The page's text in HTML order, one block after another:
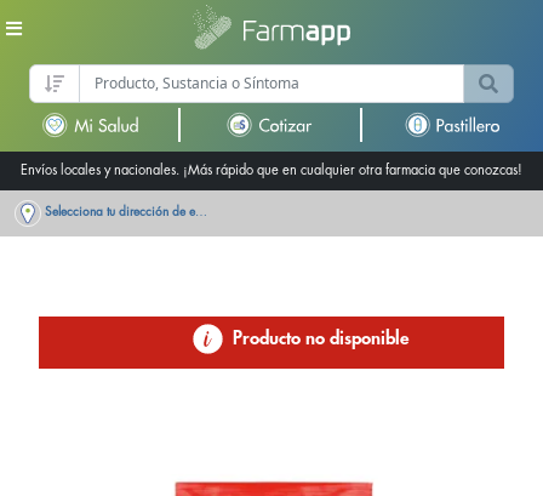
Envíos locales y nacionales. ¡Más rápido que en cualquier otra farmacia que conozcas!
Selecciona tu dirección de entrega
Producto no disponible